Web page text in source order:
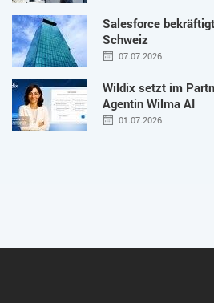
Salesforce
Schweiz
07.07.2026
Wildix setzt im
Agentin Wilma AI
01.07.2026